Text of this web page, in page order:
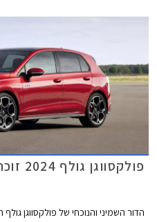
משמעותית ביחס לדגם הקודם ועומד על החל מ-
פולקסווגן גולף 2024 זוכה למתיחת פנים